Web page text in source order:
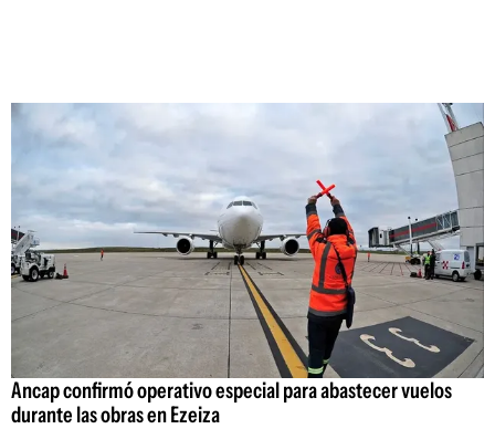
Ancap confirmó operativo especial para abastecer vuelos
durante las obras en Ezeiza